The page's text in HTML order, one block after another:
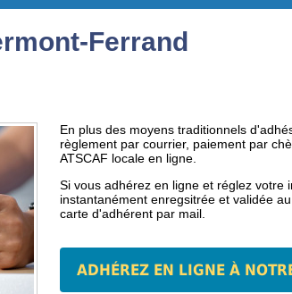
Ferrand
En plus des moyens traditionnels
règlement par courrier, paiement par
ATSCAF locale en ligne.
Si vous adhérez en ligne et réglez votre
instantanément enregsitrée et validée
carte d'adhérent par mail.
ADHÉREZ EN LIGNE À